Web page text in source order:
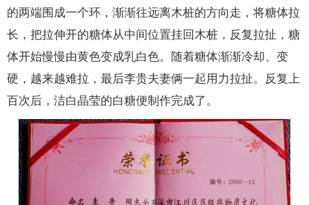
的两端围成一个环，渐渐往远离木桩的方向走，将糖体拉
长，把拉伸开的糖体从中间位置挂回木桩，反复拉扯，糖
体开始慢慢由黄色变成乳白色。随着糖体渐渐冷却、变
硬，越来越难拉，最后李贵夫妻俩一起用力拉扯。反复上
百次后，洁白晶莹的白糖便制作完成了。